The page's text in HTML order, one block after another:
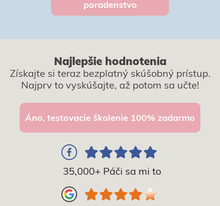
poradenstvo
Najlepšie hodnotenia
Získajte si teraz bezplatný skúšobný prístup.
Najprv to vyskúšajte, až potom sa učte!
Áno, testovacie školenie 100% zadarmo
35,000+ Páči sa mi to